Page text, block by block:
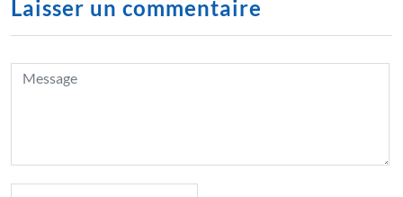
Laisser un commentaire